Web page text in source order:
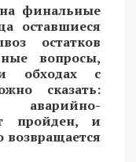
финальные
оставшиеся
остатков
вопросы,
обходах с
сказать:
пройден, и
возвращается